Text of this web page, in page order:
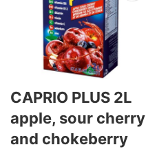
CAPRIO PLUS 2L
apple, sour cherry
and chokeberry